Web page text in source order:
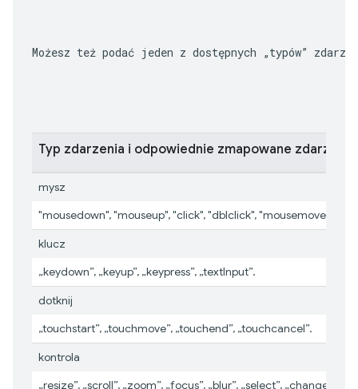
Możesz też podać jeden z dostępnych „typów”
Typ zdarzenia i odpowiednie zmapowane zdarzenia
mysz
"mousedown", "mouseup", "click", "dblclick", "mousemove",
klucz
„keydown”, „keyup”, „keypress”, „textInput”.
dotknij
„touchstart”, „touchmove”, „touchend”, „touchcancel”.
kontrola
„resize”, „scroll”, „zoom”, „focus”, „blur”, „select”, „change”,